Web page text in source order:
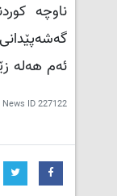
ناوچە
ئەم هەلە
News ID227122